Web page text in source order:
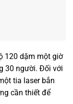
120 dặm một giờ
30 người. Đối với
tia laser bắn
cần thiết để